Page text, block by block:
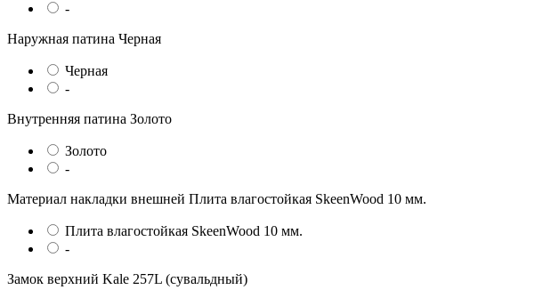
-
Наружная патина Черная
Черная
-
Внутренняя патина Золото
Золото
-
Материал накладки внешней Плита влагостойкая SkeenWood 10 мм.
Плита влагостойкая SkeenWood 10 мм.
-
Замок верхний Kale 257L (сувальдный)